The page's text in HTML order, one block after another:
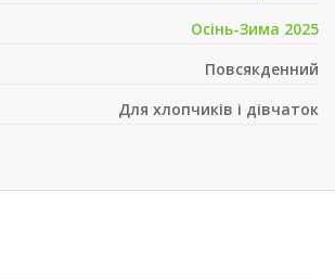
Осінь-Зима 2025
Повсякденний
Для хлопчиків і дівчаток